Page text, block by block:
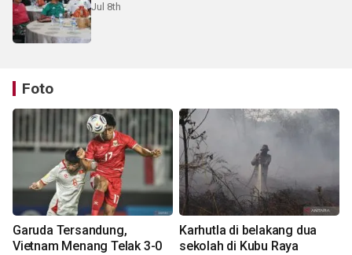
Jul 8th
Foto
Garuda Tersandung,
Vietnam Menang Telak 3-0
Karhutla di belakang dua
sekolah di Kubu Raya